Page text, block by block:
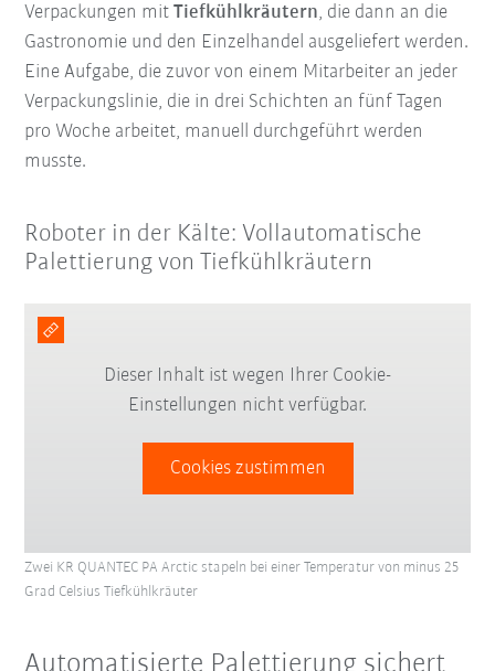
Verpackungen mitTiefkühlkräutern, die dann an die
Gastronomie und den Einzelhandel ausgeliefert werden.
Eine Aufgabe, die zuvor von einem Mitarbeiter an jeder
Verpackungslinie, die in drei Schichten an fünf Tagen
pro Woche arbeitet, manuell durchgeführt werden
musste.
Roboter in der Kälte: Vollautomatische
Palettierung von Tiefkühlkräutern
Dieser Inhalt ist wegen Ihrer Cookie-
Einstellungen nicht verfügbar.
Cookies zustimmen
Zwei KR QUANTEC PA Arctic stapeln bei einer Temperatur von minus 25
Grad Celsius Tiefkühlkräuter